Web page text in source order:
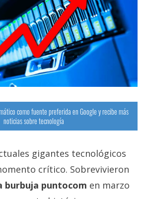
como fuente preferida en Google y recibe más
noticias sobre tecnología
gigantes tecnológicos
crítico. Sobrevivieron
burbuja puntocom en marzo